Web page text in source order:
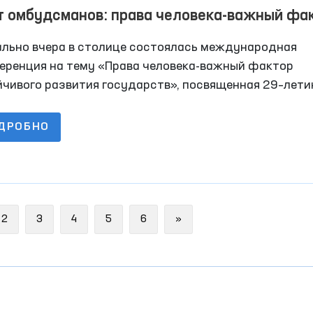
омбудсманов: права человека-важный
развития государств
вчера в столице состоялась международная
на тему «Права человека-важный фактор
развития государств», посвященная
2 3 4 5 6 »